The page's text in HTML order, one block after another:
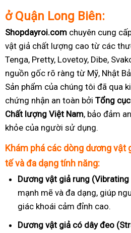
ở Quận Long Biên:
Shopdayroi.com chuyên cung
vật giả chất lượng cao từ các
Tenga, Pretty, Lovetoy, Dibe,
nguồn gốc rõ ràng từ Mỹ, Nhật
Sản phẩm của chúng tôi đã qua
chứng nhận an toàn bởi Tổng
Chất lượng Việt Nam, bảo đảm
khỏe của người sử dụng.
Khám phá các dòng dương
tế và đa dạng tính năng:
Dương vật giả rung
mạnh mẽ và đa dạng, giúp
giác khoái cảm đỉnh cao.
Dương vật giả có dây đeo